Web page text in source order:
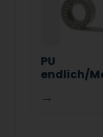
PU
endlich/
→